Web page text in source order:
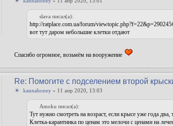
slava писал(а):
http://ratplace.com.ua/forum/
вот тут даром небольшие клетки отдают
Спасибо огромное, возьмём на вооружение
Re: Помогите с подселением второй
kannahoney » 11 апр 2020, 13:03
Amoku писал(а):
Тут нужно смотреть на возраст, если крысе уже года
Клетка-карантинка по ценам это мелочи с ценами на